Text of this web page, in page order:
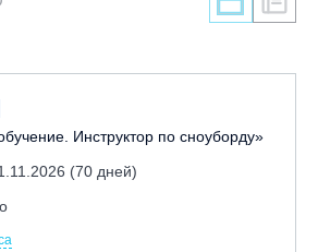
Инструктор по сноуборду»
(70 дней)